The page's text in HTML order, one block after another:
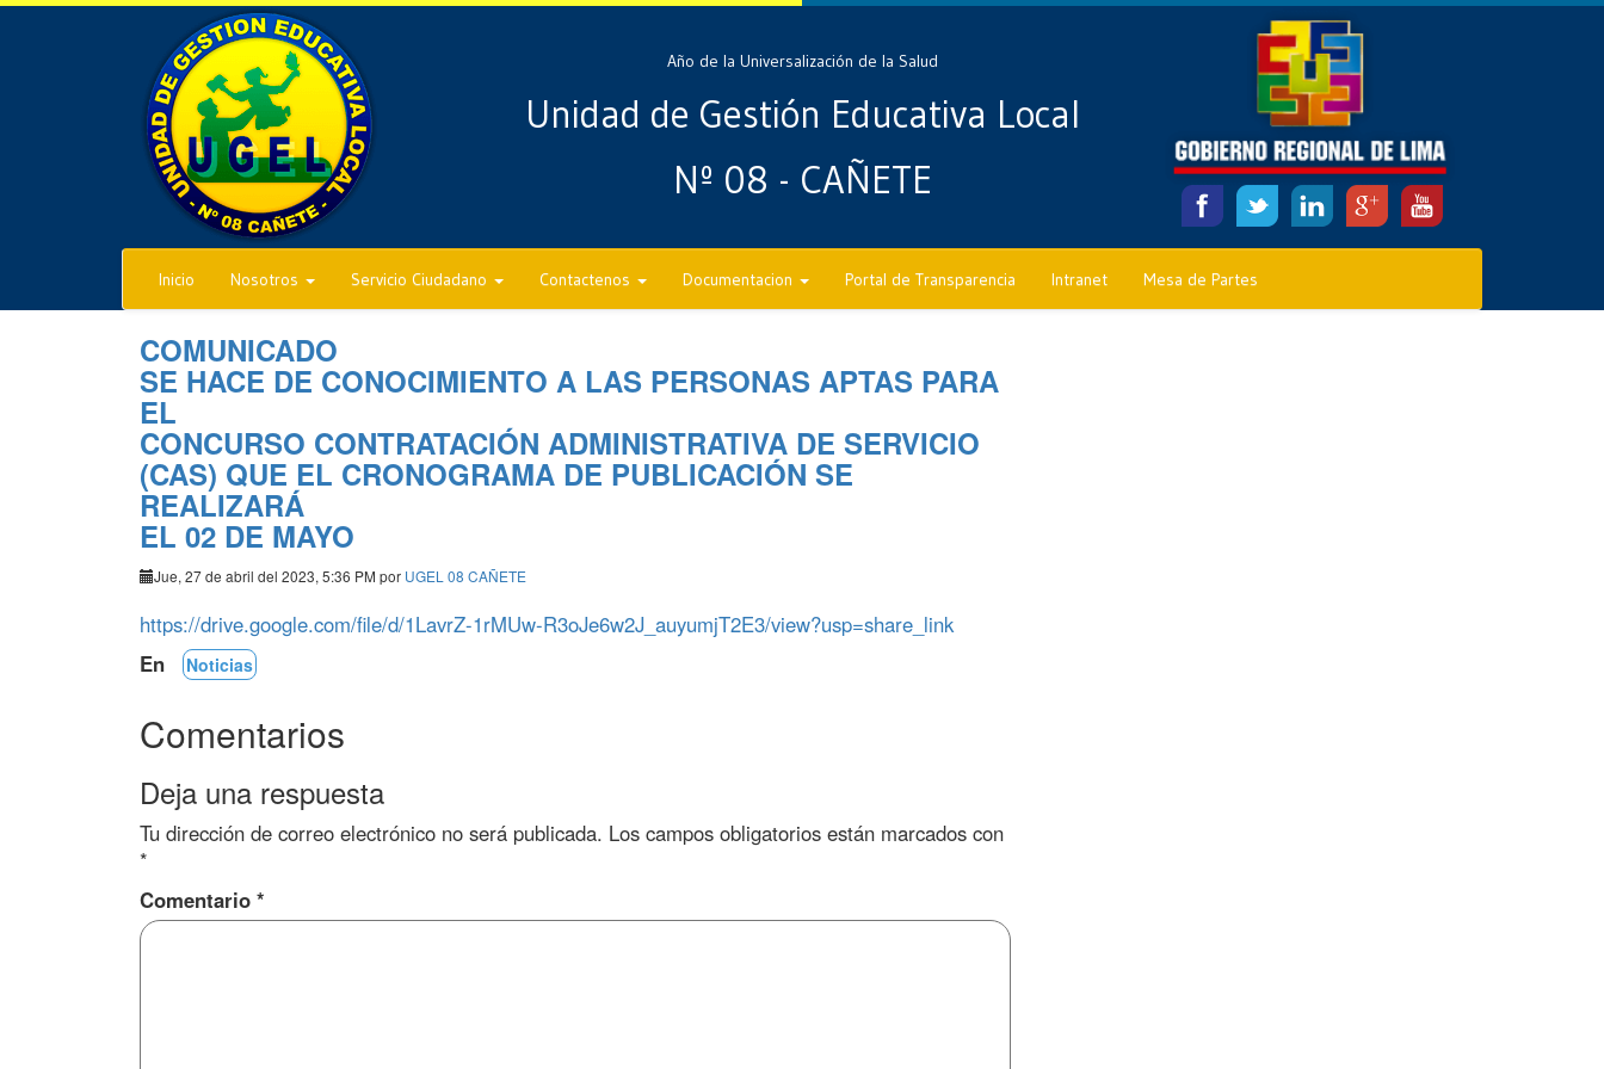
Año de la Universalización de la Salud
Unidad de Gestión Educativa Local
Nº 08 - CAÑETE
Inicio Nosotros Servicio Ciudadano Contactenos Documentacion Portal de Transparencia Intranet Mesa de Partes
COMUNICADO
SE HACE DE CONOCIMIENTO A LAS PERSONAS APTAS PARA
EL
CONCURSO CONTRATACIÓN ADMINISTRATIVA DE SERVICIO
(CAS) QUE EL CRONOGRAMA DE PUBLICACIÓN SE
REALIZARÁ
EL 02 DE MAYO
Jue, 27 de abril del 2023, 5:36 PM por UGEL 08 CAÑETE
https://drive.google.com/file/d/1LavrZ-1rMUw-R3oJe6w2J_auyumjT2E3/view?usp=share_link
En
Noticias
Comentarios
Deja una respuesta
Tu dirección de correo electrónico no será publicada. Los campos obligatorios están marcados con
*
Comentario *